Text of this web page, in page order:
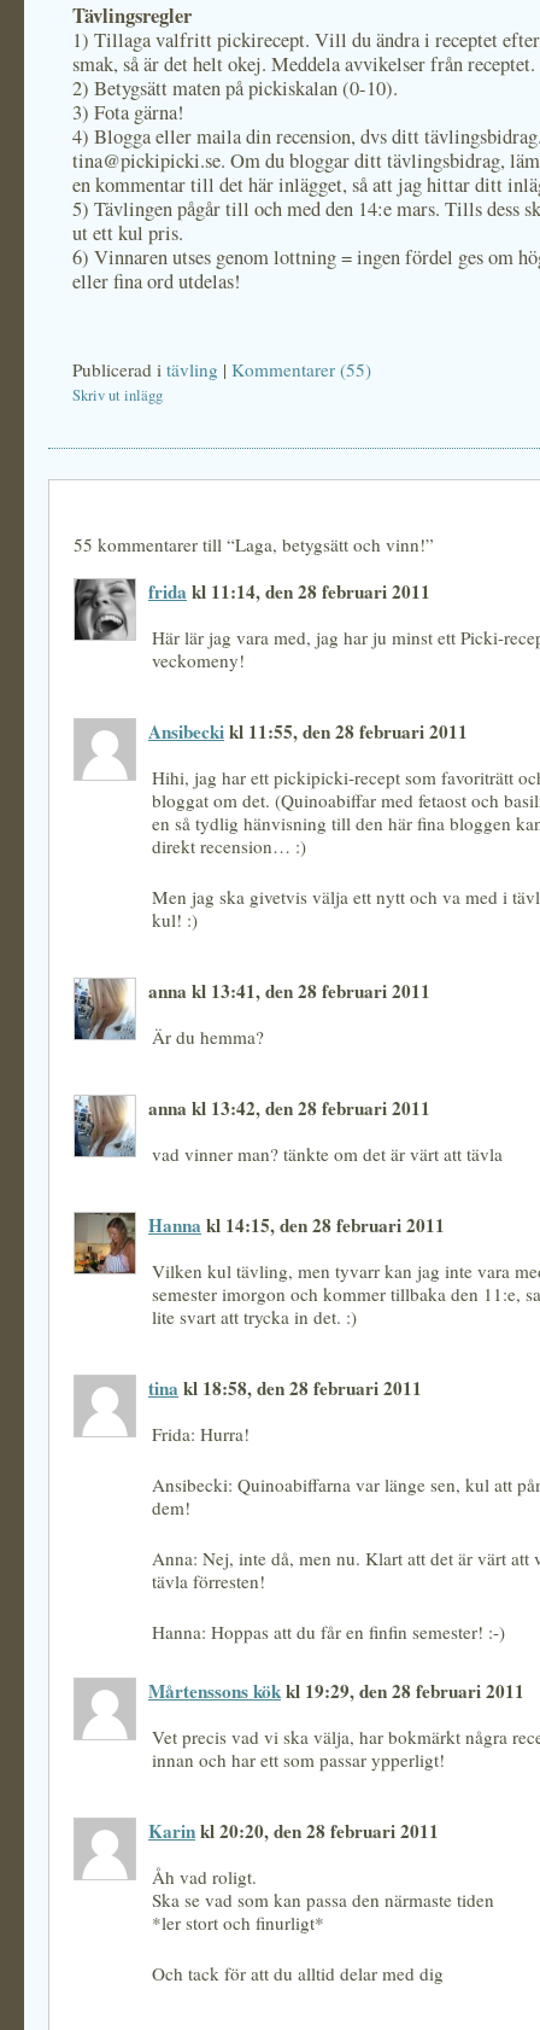
Tävlingsregler
1) Tillaga valfritt pickirecept. Vill du ändra i receptet
smak, så är det helt okej. Meddela avvikelser från receptet.
2) Betygsätt maten på pickiskalan (0-10).
3) Fota gärna!
4) Blogga eller maila din recension, dvs ditt
tina@pickipicki.se. Om du bloggar ditt tävlingsbidrag,
en kommentar till det här inlägget, så att jag hittar ditt
5) Tävlingen pågår till och med den 14:e mars. Tills dess
ut ett kul pris.
6) Vinnaren utses genom lottning = ingen fördel ges om
eller fina ord utdelas!
Publicerad i tävling | Kommentarer (55)
Skriv ut inlägg
55 kommentarer till “Laga, betygsätt och vinn!”
frida kl 11:14, den 28 februari 2011
Här lär jag vara med, jag har ju minst ett Picki-
veckomeny!
Ansibeckikl 11:55, den 28 februari 2011
Hihi, jag har ett pickipicki-recept som favoriträtt
bloggat om det. (Quinoabiffar med fetaost och
en så tydlig hänvisning till den här fina bloggen
direkt recension… :)
Men jag ska givetvis välja ett nytt och va med i
kul! :)
anna kl 13:41, den 28 februari 2011
Är du hemma?
anna kl 13:42, den 28 februari 2011
vad vinner man? tänkte om det är värt att tävla
Hanna kl 14:15, den 28 februari 2011
Vilken kul tävling, men tyvarr kan jag inte vara
semester imorgon och kommer tillbaka den 11:e,
lite svart att trycka in det. :)
tina kl 18:58, den 28 februari 2011
Frida: Hurra!
Ansibecki: Quinoabiffarna var länge sen, kul att
dem!
Anna: Nej, inte då, men nu. Klart att det är värt att
tävla förresten!
Hanna: Hoppas att du får en finfin semester! :-)
Mårtenssons kökkl 19:29, den 28 februari 2011
Vet precis vad vi ska välja, har bokmärkt några
innan och har ett som passar ypperligt!
Karinkl 20:20, den 28 februari 2011
Åh vad roligt.
Ska se vad som kan passa den närmaste tiden
*ler stort och finurligt*
Och tack för att du alltid delar med dig